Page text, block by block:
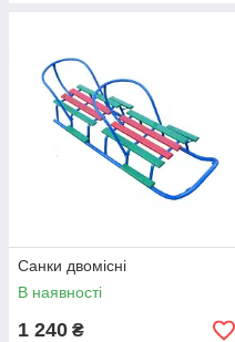
Санки двомісні
В наявності
1 240 ₴